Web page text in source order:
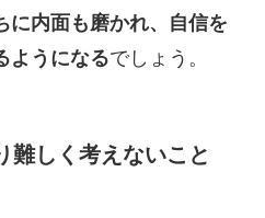
に内面も磨かれ、自信を
ようになるでしょう。
難しく考えないこと